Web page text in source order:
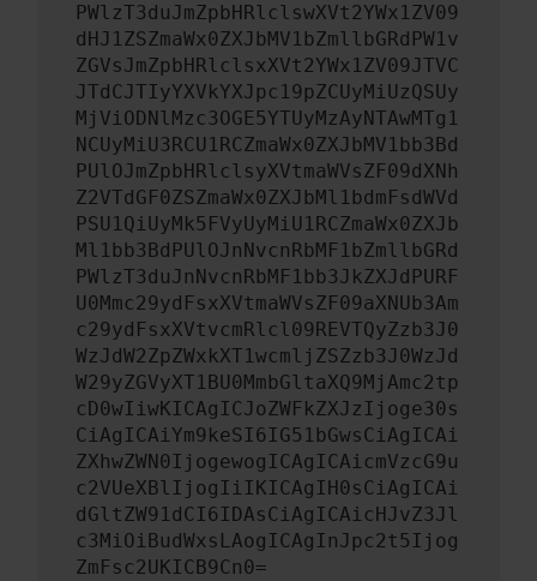
PWlzT3duJmZpbHRlclswXVt2YWx1ZV09
dHJ1ZSZmaWx0ZXJbMV1bZmllbGRdPW1v
ZGVsJmZpbHRlclsxXVt2YWx1ZV09JTVC
JTdCJTIyYXVkYXJpc19pZCUyMiUzQSUy
MjViODNlMzc3OGE5YTUyMzAyNTAwMTg1
NCUyMiU3RCU1RCZmaWx0ZXJbMV1bb3Bd
PUlOJmZpbHRlclsyXVtmaWVsZF09dXNh
Z2VTdGF0ZSZmaWx0ZXJbMl1bdmFsdWVd
PSU1QiUyMk5FVyUyMiU1RCZmaWx0ZXJb
Ml1bb3BdPUlOJnNvcnRbMF1bZmllbGRd
PWlzT3duJnNvcnRbMF1bb3JkZXJdPURF
U0Mmc29ydFsxXVtmaWVsZF09aXNUb3Am
c29ydFsxXVtvcmRlcl09REVTQyZzb3J0
WzJdW2ZpZWxkXT1wcmljZSZzb3J0WzJd
W29yZGVyXT1BU0MmbGltaXQ9MjAmc2tp
cD0wIiwKICAgICJoZWFkZXJzIjoge30s
CiAgICAiYm9keSI6IG51bGwsCiAgICAi
ZXhwZWN0IjogewogICAgICAicmVzcG9u
c2VUeXBlIjogIiIKICAgIH0sCiAgICAi
dGltZW91dCI6IDAsCiAgICAicHJvZ3Jl
c3MiOiBudWxsLAogICAgInJpc2t5Ijog
ZmFsc2UKICB9Cn0=